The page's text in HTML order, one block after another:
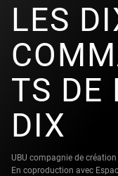
LES
TS DE
DIX
UBU compagnie de création
En coproduction avec